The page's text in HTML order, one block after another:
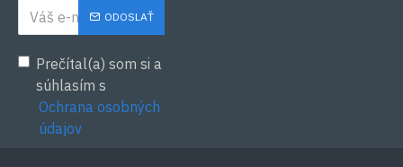
ODOSLAŤ
Prečítal(a) som si a
súhlasím s
Ochrana osobných
údajov